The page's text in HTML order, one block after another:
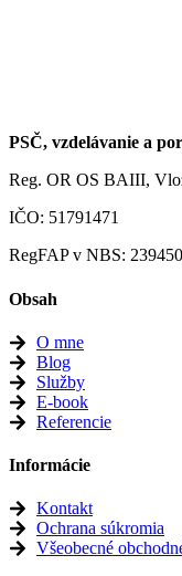
PSČ, vzdelávanie a
Reg. OR OS BAIII,
IČO: 51791471
RegFAP v NBS:
Obsah
O mne
Blog
Služby
E-book
Referencie
Informácie
Kontakt
Ochrana súkromia
Všeobecné